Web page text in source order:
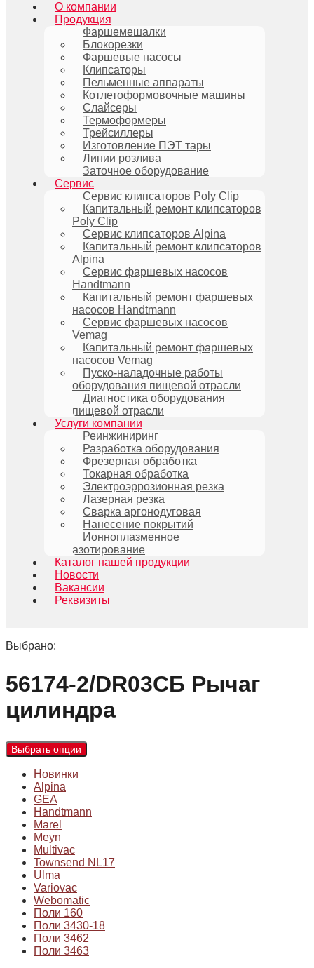
О компании
Продукция
Фаршемешалки
Блокорезки
Фаршевые насосы
Клипсаторы
Пельменные аппараты
Котлетоформовочные машины
Слайсеры
Термоформеры
Трейсиллеры
Изготовление ПЭТ тары
Линии розлива
Заточное оборудование
Сервис
Сервис клипсаторов Poly Clip
Капитальный ремонт клипсаторов
Poly Clip
Сервис клипсаторов Alpina
Капитальный ремонт клипсаторов
Alpina
Сервис фаршевых насосов
Handtmann
Капитальный ремонт фаршевых
насосов Handtmann
Сервис фаршевых насосов
Vemag
Капитальный ремонт фаршевых
насосов Vemag
Пуско-наладочные работы
оборудования пищевой отрасли
Диагностика оборудования
пищевой отрасли
Услуги компании
Реинжиниринг
Разработка оборудования
Фрезерная обработка
Токарная обработка
Электроэррозионная резка
Лазерная резка
Сварка аргонодуговая
Нанесение покрытий
Ионноплазменное
азотирование
Каталог нашей продукции
Новости
Вакансии
Реквизиты
Выбрано:
56174-2/DR03СБ Рычаг
цилиндра
Выбрать опции
Новинки
Alpina
GEA
Handtmann
Marel
Meyn
Multivac
Townsend NL17
Ulma
Variovac
Webomatic
Поли 160
Поли 3430-18
Поли 3462
Поли 3463